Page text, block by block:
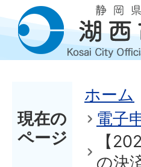
現在の
ページ
ホーム
電子
【
の決